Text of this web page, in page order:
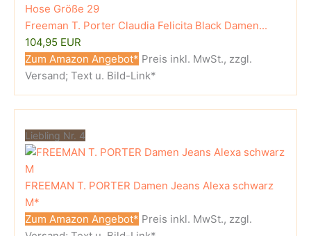
Freeman T. Porter Claudia Felicita Black Damen...
104,95 EUR
Zum Amazon Angebot* Preis inkl. MwSt., zzgl.
Versand; Text u. Bild-Link*
Liebling Nr. 4
FREEMAN T. PORTER Damen Jeans Alexa schwarz
M*
Zum Amazon Angebot* Preis inkl. MwSt., zzgl.